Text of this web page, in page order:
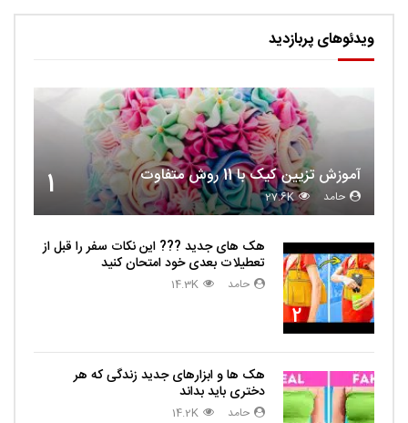
ویدئوهای پربازدید
1 آموزش تزیین کیک با 11 روش متفاوت
حامد 27.6K
2
هک های جدید ??️? این نکات سفر را قبل از
تعطیلات بعدی خود امتحان کنید
حامد 14.3K
هک ها و ابزارهای جدید زندگی که هر
دختری باید بداند
حامد 14.2K